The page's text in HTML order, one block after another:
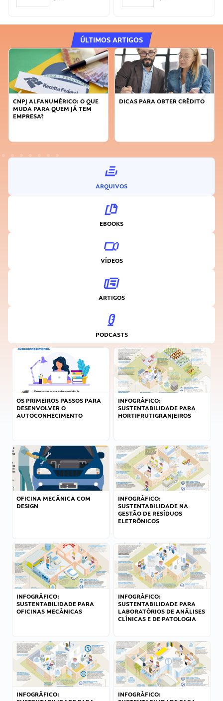
ÚLTIMOS ARTIGOS
CNPJ ALFANUMÉRICO: O QUE
MUDA PARA QUEM JÁ TEM
EMPRESA?
DICAS PARA OBTER CRÉDITO
ARQUIVOS
EBOOKS
VÍDEOS
ARTIGOS
PODCASTS
OS PRIMEIROS PASSOS PARA
DESENVOLVER O
AUTOCONHECIMENTO
INFOGRÁFICO:
SUSTENTABILIDADE PARA
HORTIFRUTIGRANJEIROS
OFICINA MECÂNICA COM
DESIGN
INFOGRÁFICO:
SUSTENTABILIDADE NA
GESTÃO DE RESÍDUOS
ELETRÔNICOS
INFOGRÁFICO:
SUSTENTABILIDADE PARA
OFICINAS MECÂNICAS
INFOGRÁFICO:
SUSTENTABILIDADE PARA
LABORATÓRIOS DE ANÁLISES
CLÍNICAS E DE PATOLOGIA
INFOGRÁFICO:
INFOGRÁFICO: